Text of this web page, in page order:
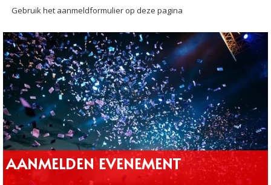
Gebruik het aanmeldformulier op deze pagina
AANMELDEN EVENEMENT